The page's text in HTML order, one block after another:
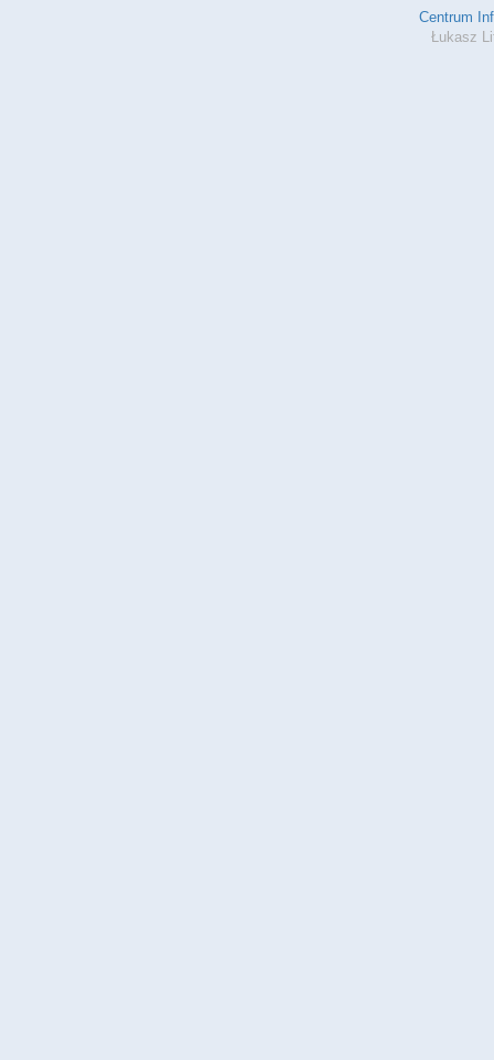
Centrum
Łukasz